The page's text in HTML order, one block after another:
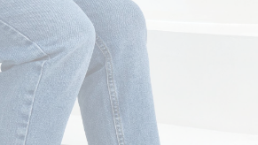
olmaktadır. Her bir ürün kalitesi tescil
modayı ve trendleri yakından takip eden
için sade ürünler ayrı bir kategori
eden ürünler yer alır. Bu yüzden seçim
diyenler için öne çıkar. Bu alanda hem şık
içinde yer almaz. Bu yüzden kalitesi
ürünler bir arada sunulur. Bu ürünler ile